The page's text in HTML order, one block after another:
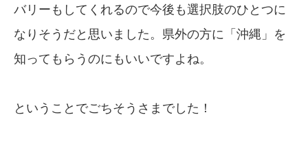
バリーもしてくれるので今後も選択肢のひとつに
なりそうだと思いました。県外の方に「沖縄」を
知ってもらうのにもいいですよね。
ということでごちそうさまでした！